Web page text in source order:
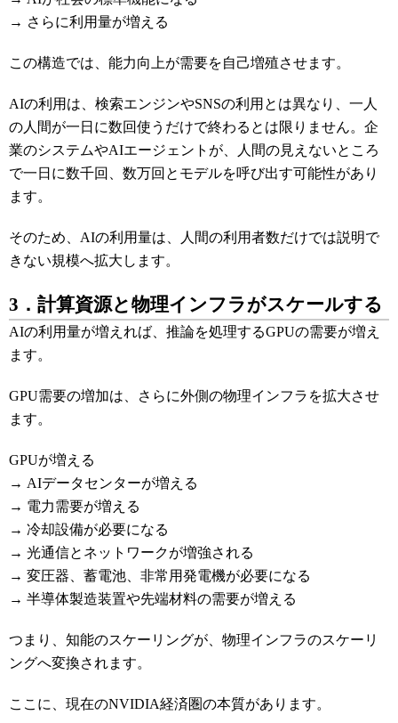
→ さらに利用量が増える
この構造では、能力向上が需要を自己増殖させます。
AIの利用は、検索エンジンやSNSの利用とは異なり、一人
の人間が一日に数回使うだけで終わるとは限りません。企
業のシステムやAIエージェントが、人間の見えないところ
で一日に数千回、数万回とモデルを呼び出す可能性があり
ます。
そのため、AIの利用量は、人間の利用者数だけでは説明で
きない規模へ拡大します。
3．計算資源と物理インフラがスケールする
AIの利用量が増えれば、推論を処理するGPUの需要が増え
ます。
GPU需要の増加は、さらに外側の物理インフラを拡大させ
ます。
GPUが増える
→ AIデータセンターが増える
→ 電力需要が増える
→ 冷却設備が必要になる
→ 光通信とネットワークが増強される
→ 変圧器、蓄電池、非常用発電機が必要になる
→ 半導体製造装置や先端材料の需要が増える
つまり、知能のスケーリングが、物理インフラのスケーリ
ングへ変換されます。
ここに、現在のNVIDIA経済圏の本質があります。